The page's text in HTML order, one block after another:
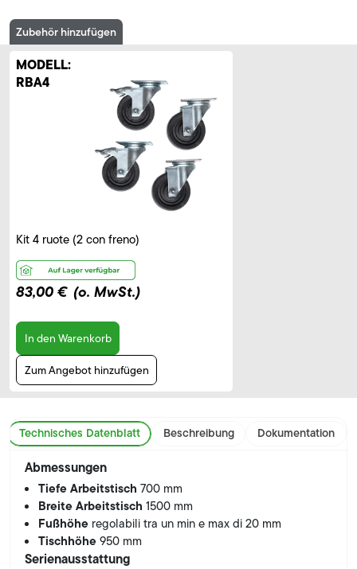
Zubehör hinzufügen
MODELL:
RBA4
Kit 4 ruote (2 con freno)
83,00 € (o. MwSt.)
In den Warenkorb
Zum Angebot hinzufügen
Technisches Datenblatt Beschreibung Dokumentation
Abmessungen
Tiefe Arbeitstisch700 mm
Breite Arbeitstisch1500 mm
Fußhöhe regolabili tra un min e max di 20 mm
Tischhöhe950 mm
Serienausstattung